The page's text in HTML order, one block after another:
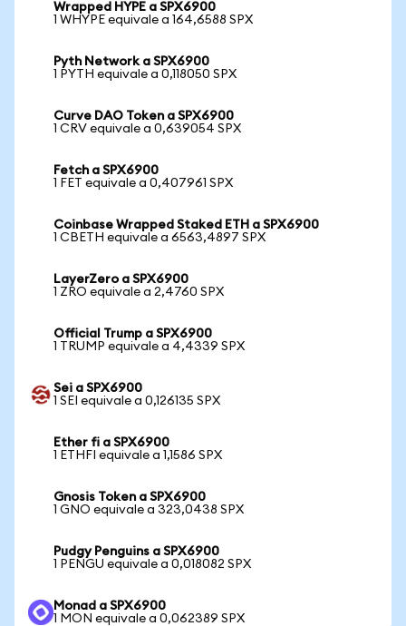
Wrapped HYPE a SPX6900
1 WHYPE equivale a 164,6588 SPX
Pyth Network a SPX6900
1 PYTH equivale a 0,118050 SPX
Curve DAO Token a SPX6900
1 CRV equivale a 0,639054 SPX
Fetch a SPX6900
1 FET equivale a 0,407961 SPX
Coinbase Wrapped Staked ETH a SPX6900
1 CBETH equivale a 6563,4897 SPX
LayerZero a SPX6900
1 ZRO equivale a 2,4760 SPX
Official Trump a SPX6900
1 TRUMP equivale a 4,4339 SPX
Sei a SPX6900
1 SEI equivale a 0,126135 SPX
Ether fi a SPX6900
1 ETHFI equivale a 1,1586 SPX
Gnosis Token a SPX6900
1 GNO equivale a 323,0438 SPX
Pudgy Penguins a SPX6900
1 PENGU equivale a 0,018082 SPX
Monad a SPX6900
1 MON equivale a 0,062389 SPX